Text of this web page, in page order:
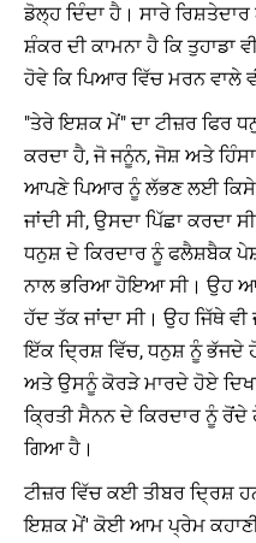
ਡੋਲ੍ਹ ਦਿੰਦਾ ਹੈ। ਸਾਰੇ
ਸ਼ੰਕਰ ਦੀ ਕਾਮਨਾ ਹੈ ਕਿ ਤੁਹਾਡਾ
ਹੋਵੇ ਕਿ ਪਿਆਰ ਵਿੱਚ ਮਰਨ ਵਾਲੇ
"ਤੇਰੇ ਇਸ਼ਕ ਮੇਂ" ਦਾ ਟੀਜ਼ਰ ਫਿਰ
ਕਰਦਾ ਹੈ, ਜੋ ਜਨੂੰਨ, ਜੋਸ਼ ਅਤੇ
ਆਪਣੇ ਪਿਆਰ ਨੂੰ ਲੱਭਣ ਲਈ ਕਿਸੇ
ਜਾਂਦੀ ਸੀ, ਉਸਦਾ ਪਿੱਛਾ ਕਰਦਾ
ਧਨੁਸ਼ ਦੇ ਕਿਰਦਾਰ ਨੂੰ ਫਲੈਸ਼ਬੈਕ
ਨਾਲ ਭਰਿਆ ਹੋਇਆ ਸੀ। ਉਹ
ਹੱਦ ਤੱਕ ਜਾਂਦਾ ਸੀ। ਉਹ ਜਿੱਥੇ ਵੀ
ਇੱਕ ਦ੍ਰਿਸ਼ ਵਿੱਚ, ਧਨੁਸ਼ ਨੂੰ ਭੱਜਦੇ
ਅਤੇ ਉਸਨੂੰ ਕੋਰੜੇ ਮਾਰਦੇ ਹੋਏ
ਕ੍ਰਿਤੀ ਸੈਨਨ ਦੇ ਕਿਰਦਾਰ ਨੂੰ
ਗਿਆ ਹੈ।
ਟੀਜ਼ਰ ਵਿੱਚ ਕਈ ਤੀਬਰ ਦ੍ਰਿਸ਼
ਇਸ਼ਕ ਮੇਂ' ਕੋਈ ਆਮ ਪ੍ਰੇਮ